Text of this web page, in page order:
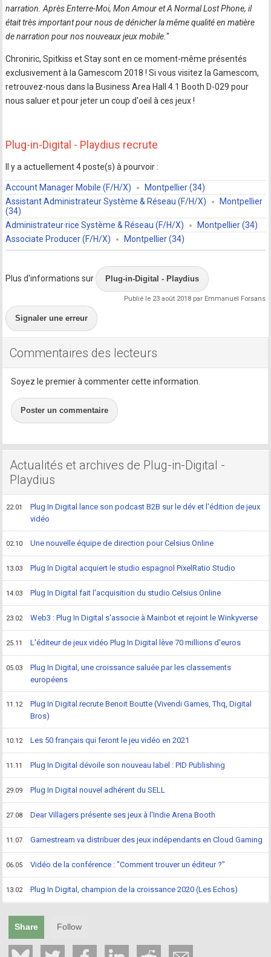
narration. Après Enterre-Moi, Mon Amour et A Normal Lost Phone, il
était très important pour nous de dénicher la même qualité en matière
de narration pour nos nouveaux jeux mobile."
Chroniric, Spitkiss et Stay sont en ce moment-même présentés
exclusivement à la Gamescom 2018 ! Si vous visitez la Gamescom,
retrouvez-nous dans la Business Area Hall 4.1 Booth D-029 pour
nous saluer et pour jeter un coup d'oeil à ces jeux !
Plug-in-Digital - Playdius recrute
Il y a actuellement 4 poste(s) à pourvoir :
Account Manager Mobile (F/H/X)
Montpellier (34)
Assistant Administrateur Système & Réseau (F/H/X)
Montpellier
(34)
Administrateur·rice Système & Réseau (F/H/X)
Montpellier (34)
Associate Producer (F/H/X)
Montpellier (34)
Plus d'informations sur Plug-in-Digital - Playdius
Publié le 23 août 2018 par Emmanuel Forsans
Signaler une erreur
Commentaires des lecteurs
Soyez le premier à commenter cette information.
Poster un commentaire
Actualités et archives de Plug-in-Digital -
Playdius
22.01
Plug In Digital lance son podcast B2B sur le dév et l'édition de jeux
vidéo
02.10 Une nouvelle équipe de direction pour Celsius Online
13.03 Plug In Digital acquiert le studio espagnol PixelRatio Studio
14.03 Plug In Digital fait l'acquisition du studio Celsius Online
23.02 Web3 : Plug In Digital s'associe à Mainbot et rejoint le Winkyverse
25.11 L'éditeur de jeux vidéo Plug In Digital lève 70 millions d'euros
05.03
Plug In Digital, une croissance saluée par les classements
européens
11.12
Plug In Digital recrute Benoit Boutte (Vivendi Games, Thq, Digital
Bros)
10.12 Les 50 français qui feront le jeu vidéo en 2021
11.11 Plug In Digital dévoile son nouveau label : PID Publishing
29.09 Plug In Digital nouvel adhérent du SELL
27.08 Dear Villagers présente ses jeux à l'Indie Arena Booth
11.07 Gamestream va distribuer des jeux indépendants en Cloud Gaming
06.05 Vidéo de la conférence : "Comment trouver un éditeur ?"
13.02 Plug In Digital, champion de la croissance 2020 (Les Echos)
Share Follow